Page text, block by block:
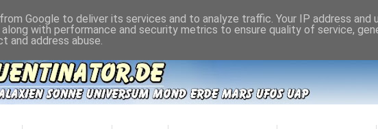
Google to deliver its services and to analyze traffic. Your IP address and
along with performance and security metrics to ensure quality of service,
and address abuse.